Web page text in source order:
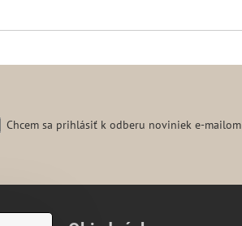
Chcem sa prihlásiť k odberu noviniek e-mailom